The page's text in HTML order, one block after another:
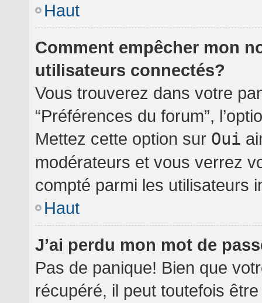
Haut
Comment empêcher mon
utilisateurs connectés?
Vous trouverez dans votre
“Préférences du forum”,
Mettez cette option sur Oui
modérateurs et vous verrez
compté parmi les utilisateurs
Haut
J’ai perdu mon mot de
Pas de panique! Bien que
récupéré, il peut toutefois